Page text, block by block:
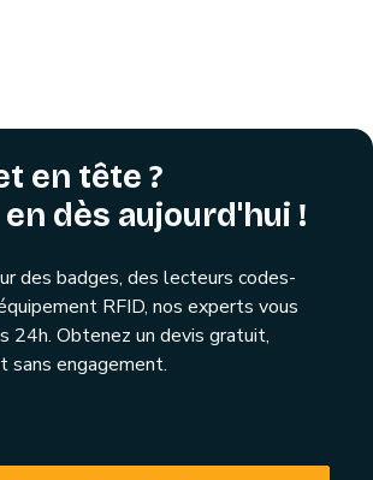
en tête ?
dès aujourd'hui !
des badges, des lecteurs codes-
RFID, nos experts vous
24h. Obtenez un devis gratuit,
sans engagement.